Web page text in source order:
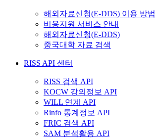
해외자료신청(E-DDS) 이용 방법
비용지원 서비스 안내
해외자료신청(E-DDS)
중국대학 자료 검색
RISS API 센터
RISS 검색 API
KOCW 강의정보 API
WILL 연계 API
Rinfo 통계정보 API
FRIC 검색 API
SAM 분석활용 API